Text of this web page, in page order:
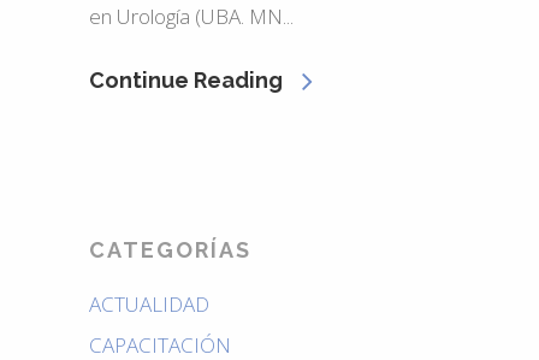
en Urología (UBA. MN...
Continue Reading
CATEGORÍAS
ACTUALIDAD
CAPACITACIÓN